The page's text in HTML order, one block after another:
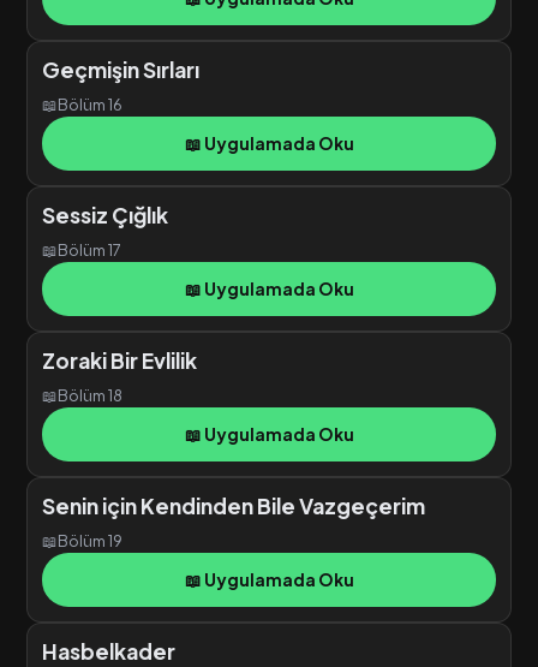
Geçmişin Sırları
📖Bölüm 16
📖 Uygulamada Oku
Sessiz Çığlık
📖Bölüm 17
📖 Uygulamada Oku
Zoraki Bir Evlilik
📖Bölüm 18
📖 Uygulamada Oku
Senin için Kendinden Bile Vazgeçerim
📖Bölüm 19
📖 Uygulamada Oku
Hasbelkader